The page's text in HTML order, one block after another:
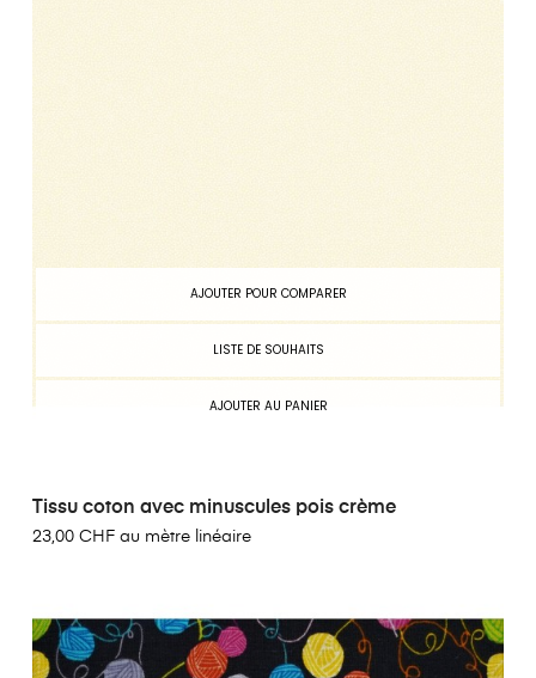
AJOUTER POUR COMPARER
LISTE DE SOUHAITS
AJOUTER AU PANIER
Tissu coton avec minuscules pois crème
23,00 CHF au mètre linéaire